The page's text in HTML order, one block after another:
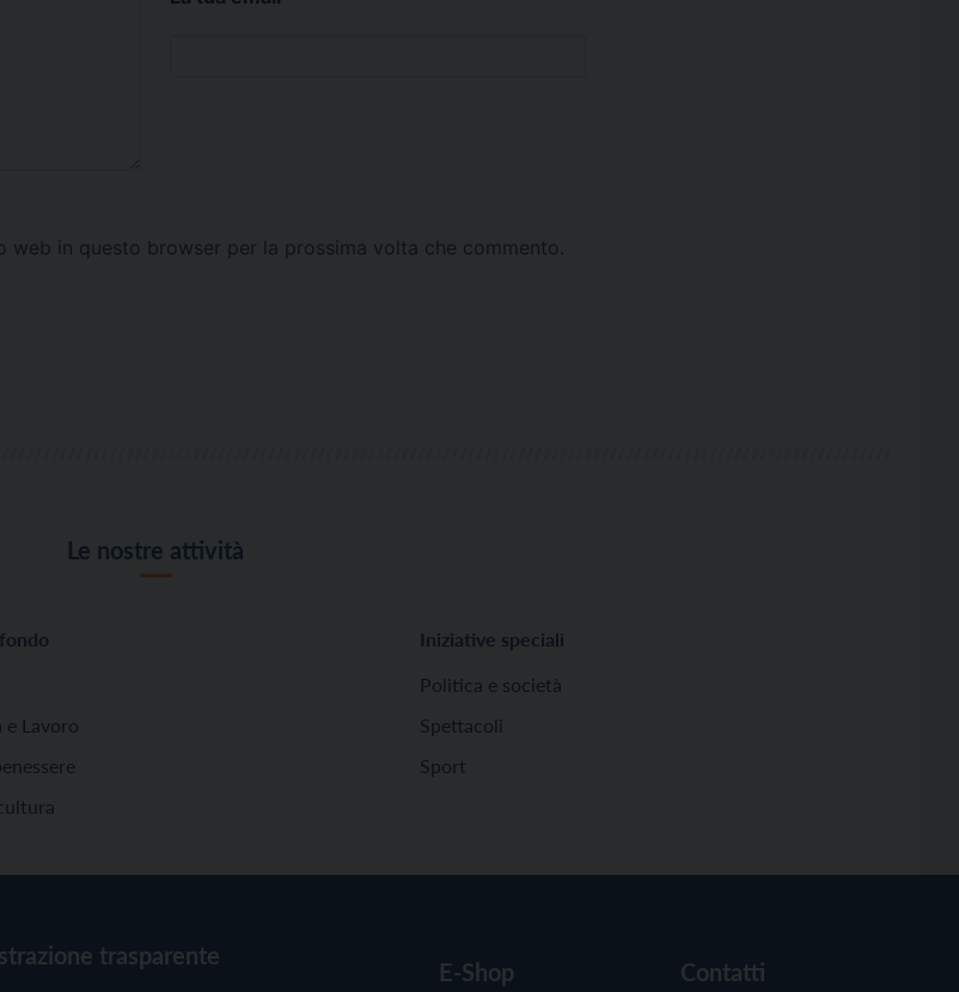
web in questo browser per la prossima volta che commento.
Le nostre attività
e Lavoro
Iniziative speciali
Politica e società
Spettacoli
Sport
trasparente
E-Shop Contatti